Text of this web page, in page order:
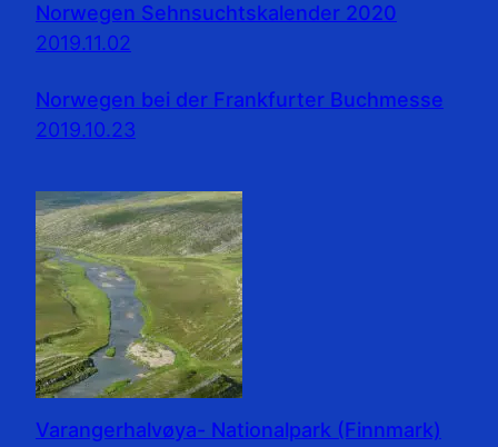
Norwegen Sehnsuchtskalender 2020
2019.11.02
Norwegen bei der Frankfurter Buchmesse
2019.10.23
Varangerhalvøya- Nationalpark (Finnmark)